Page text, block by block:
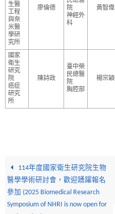
生醫
工程
與奈
米醫
學研
究所
廖倫德
院
神經外
科
黃智偉
國家
衛生
研究
院
癌症
研究
所
陳詩政
臺中榮
民總醫
院
胸腔部
楊宗穎
114年度國家衛生研究院生物
醫學學術研討會，歡迎踴躍報名
參加 (2025 Biomedical Research
Symposium of NHRI is now open for